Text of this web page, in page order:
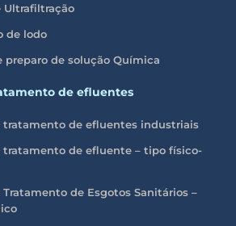
Ultrafiltração
de lodo
preparo de solução Química
de efluentes
tratamento de efluentes industriais
tratamento de efluente – tipo físico-
Tratamento de Esgotos Sanitários –